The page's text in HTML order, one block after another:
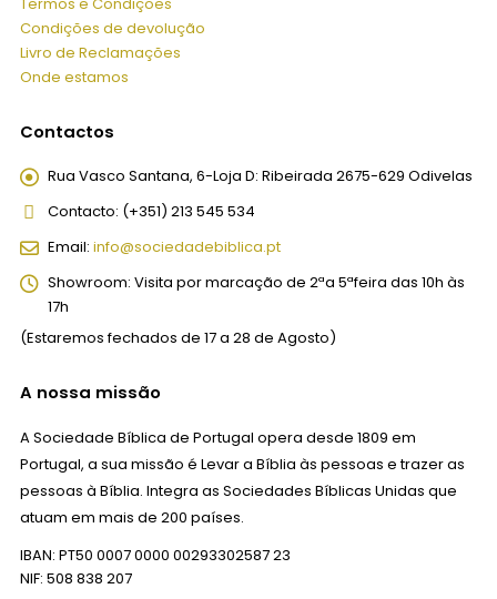
Condições de devolução
Livro de Reclamações
Onde estamos
Contactos
Rua Vasco Santana, 6-Loja D: Ribeirada 2675-629 Odivelas
Contacto: (+351) 213 545 534
Email: info@sociedadebiblica.pt
Showroom: Visita por marcação de 2ªa 5ªfeira das 10h às
17h
(Estaremos fechados de 17 a 28 de Agosto)
A nossa missão
A Sociedade Bíblica de Portugal opera desde 1809 em
Portugal, a sua missão é Levar a Bíblia às pessoas e trazer as
pessoas à Bíblia. Integra as Sociedades Bíblicas Unidas que
atuam em mais de 200 países.
IBAN: PT50 0007 0000 00293302587 23
NIF: 508 838 207